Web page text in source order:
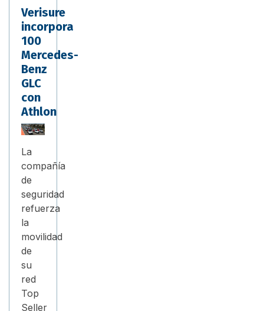
Verisure
incorpora
100
Mercedes-
Benz
GLC
con
Athlon
La
compañía
de
seguridad
refuerza
la
movilidad
de
su
red
Top
Seller